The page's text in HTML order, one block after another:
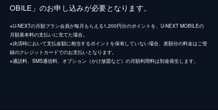
OBILE」のお申し込みが必要となります。
※U-NEXTの月額プラン会員が毎月もらえる1,200円分のポイントを、U-NEXT MOBILEの
月額基本料の支払いに充てた場合。
※決済時において支払金額に相当するポイントを保有していない場合、差額分の料金はご登
録のクレジットカードでのお支払いとなります。
※通話料、SMS通信料、オプション（かけ放題など）の月額利用料は別途発生します。